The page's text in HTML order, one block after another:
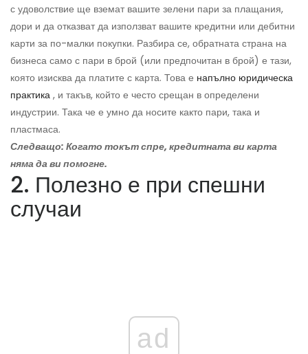
с удоволствие ще вземат вашите зелени пари за плащания,
дори и да отказват да използват вашите кредитни или дебитни
карти за по-малки покупки. Разбира се, обратната страна на
бизнеса само с пари в брой (или предпочитан в брой) е тази,
която изисква да платите с карта. Това е напълно юридическа
практика , и такъв, който е често срещан в определени
индустрии. Така че е умно да носите както пари, така и
пластмаса.
Следващо: Когато токът спре, кредитната ви карта
няма да ви помогне.
2. Полезно е при спешни
случаи
ad